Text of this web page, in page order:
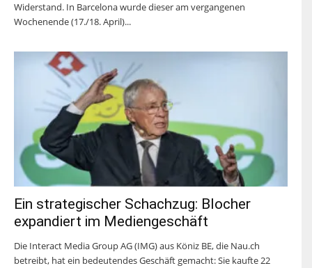
Widerstand. In Barcelona wurde dieser am vergangenen
Wochenende (17./18. April)...
Ein strategischer Schachzug: Blocher
expandiert im Mediengeschäft
Die Interact Media Group AG (IMG) aus Köniz BE, die Nau.ch
betreibt, hat ein bedeutendes Geschäft gemacht: Sie kaufte 22